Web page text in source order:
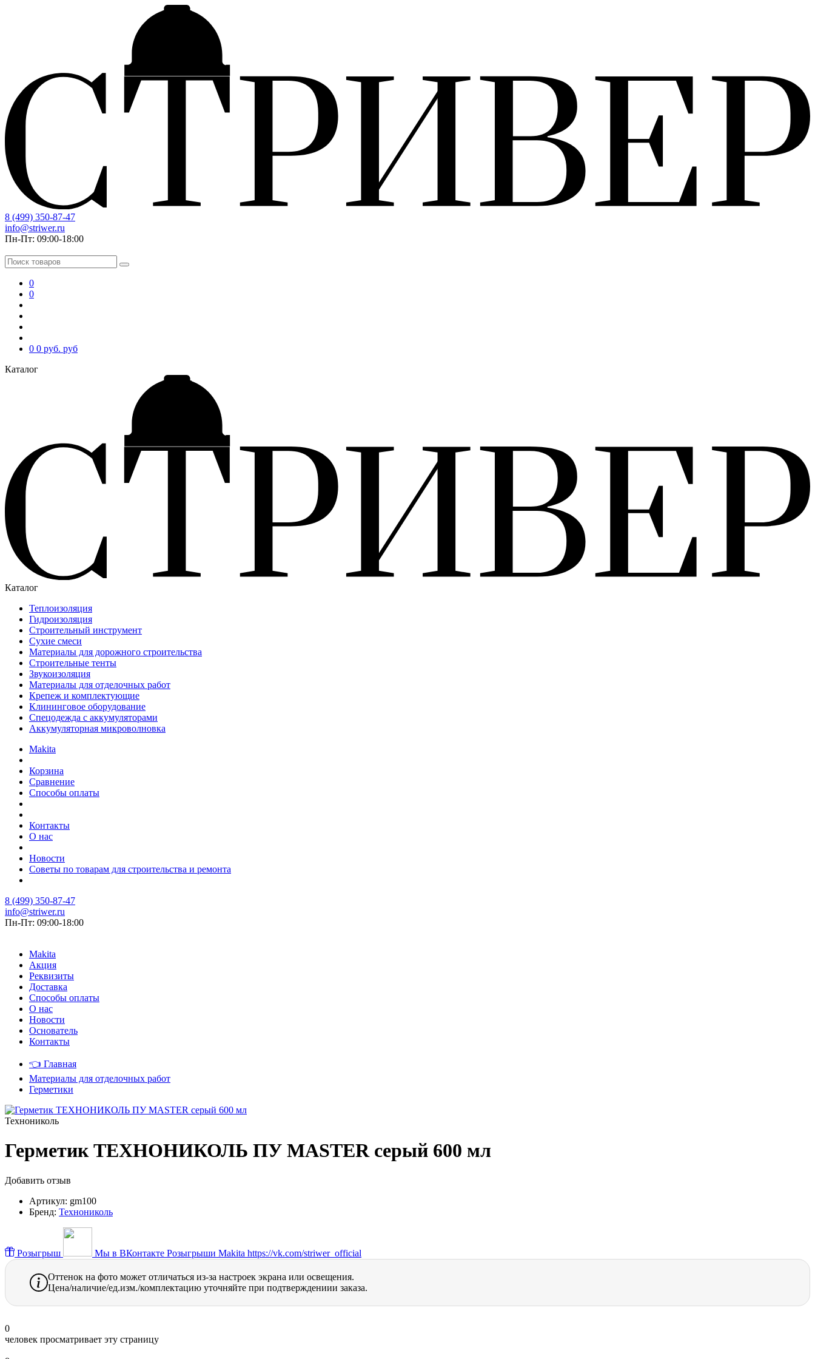
8 (499) 350-87-47
info@striwer.ru
Пн-Пт: 09:00-18:00
0
0
0 0 руб. руб
Каталог
Каталог
Теплоизоляция
Гидроизоляция
Строительный инструмент
Сухие смеси
Материалы для дорожного строительства
Строительные тенты
Звукоизоляция
Материалы для отделочных работ
Крепеж и комплектующие
Клининговое оборудование
Спецодежда с аккумуляторами
Аккумуляторная микроволновка
Makita
Корзина
Сравнение
Способы оплаты
Контакты
О нас
Новости
Советы по товарам для строительства и ремонта
8 (499) 350-87-47
info@striwer.ru
Пн-Пт: 09:00-18:00
Makita
Акция
Реквизиты
Доставка
Способы оплаты
О нас
Новости
Основатель
Контакты
👈 Главная
Материалы для отделочных работ
Герметики
Технониколь
Герметик ТЕХНОНИКОЛЬ ПУ MASTER серый 600 мл
Добавить отзыв
Артикул: gm100
Бренд: Технониколь
Розыгрыш Мы в ВКонтакте Розыгрыши Makita https://vk.com/striwer_official
Оттенок на фото может отличаться из-за настроек экрана или освещения.
Цена/наличие/ед.изм./комплектацию уточняйте при подтверждениии заказа.
0
человек просматривает эту страницу